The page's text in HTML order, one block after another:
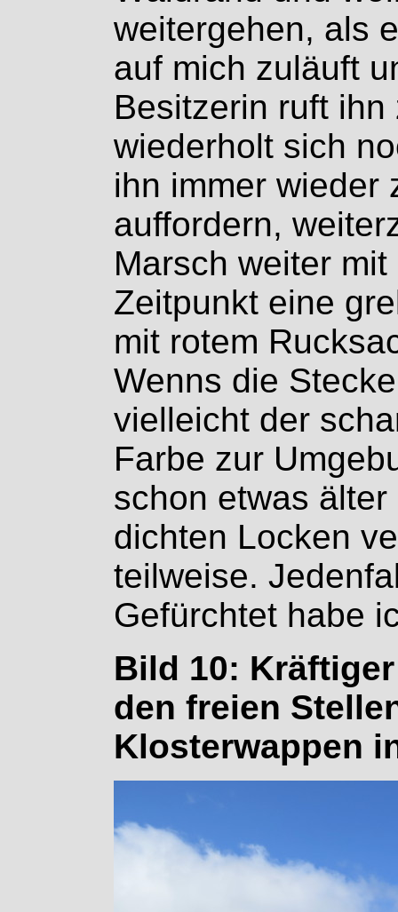
weitergehen, als
auf mich zuläuft
Besitzerin ruft
wiederholt sich
ihn immer wieder
auffordern,
Marsch weiter
Zeitpunkt eine
mit rotem
Wenns die
vielleicht der
Farbe zur
schon etwas
dichten Locken
teilweise.
Gefürchtet habe
Bild 10:
den freien
Klosterwappen